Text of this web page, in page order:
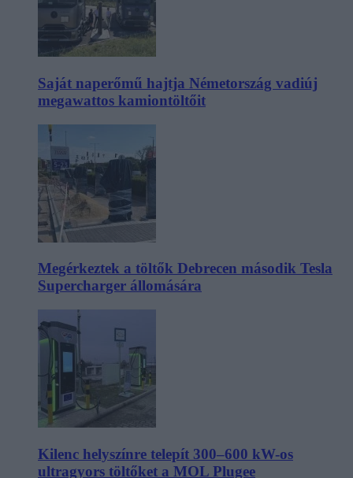
Saját naperőmű hajtja Németország vadiúj
megawattos kamiontöltőit
Megérkeztek a töltők Debrecen második Tesla
Supercharger állomására
Kilenc helyszínre telepít 300–600 kW-os
ultragyors töltőket a MOL Plugee